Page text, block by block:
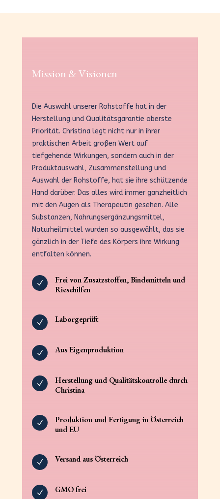
Mission & Visionen
Die Auswahl unserer Rohstoffe hat in der
Herstellung und Qualitätsgarantie oberste
Priorität. Christina legt nicht nur in ihrer
praktischen Arbeit großen Wert auf
tiefgehende Wirkungen, sondern auch in der
Produktauswahl, Zusammenstellung und
Auswahl der Rohstoffe, hat sie ihre schützende
Hand darüber. Das alles wird immer ganzheitlich
mit den Augen als Therapeutin gesehen. Alle
Substanzen, Nahrungsergänzungsmittel,
Naturheilmittel wurden so ausgewählt, das sie
gänzlich in der Tiefe des Körpers ihre Wirkung
entfalten können.
N
Frei von Zusatzstoffen, Bindemitteln und
Riesehilfen
N Laborgeprüft
N Aus Eigenproduktion
N
Herstellung und Qualitätskontrolle durch
Christina
N
Produktion und Fertigung in Österreich
und EU
N Versand aus Österreich
N GMO frei